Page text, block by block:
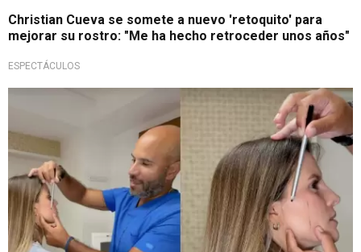
Christian Cueva se somete a nuevo 'retoquito' para
mejorar su rostro: "Me ha hecho retroceder unos años"
ESPECTÁCULOS